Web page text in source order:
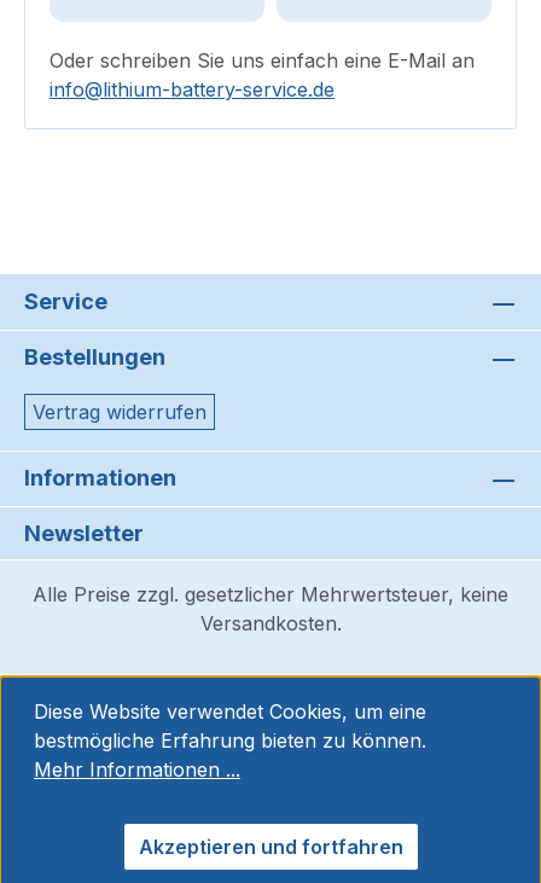
Oder schreiben Sie uns einfach eine E-Mail an
info@lithium-battery-service.de
Service
Bestellungen
Vertrag widerrufen
Informationen
Newsletter
Alle Preise zzgl. gesetzlicher Mehrwertsteuer, keine
Versandkosten.
Diese Website verwendet Cookies, um eine
bestmögliche Erfahrung bieten zu können.
Mehr Informationen ...
Akzeptieren und fortfahren